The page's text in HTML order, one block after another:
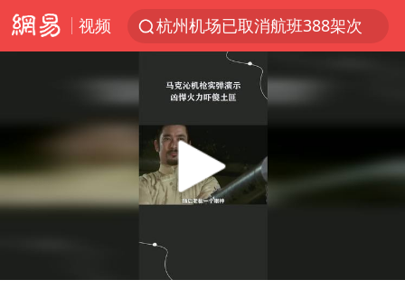
视频
杭州机场已取消航班388架次
《披荆斩棘2026》阵容官宣
中国第1高楼阻尼器摆动明显
上海有出现龙卷潜势
Play